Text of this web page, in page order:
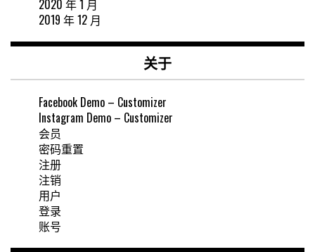
2020 年 1 月
2019 年 12 月
关于
Facebook Demo – Customizer
Instagram Demo – Customizer
会员
密码重置
注册
注销
用户
登录
账号